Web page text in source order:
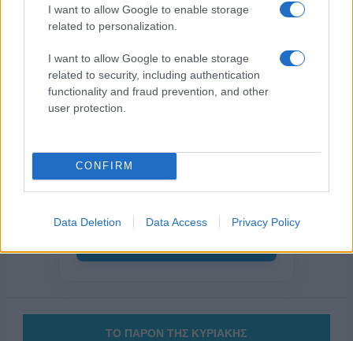
I want to allow Google to enable storage
related to personalization.
I want to allow Google to enable storage
related to security, including authentication
functionality and fraud prevention, and other
user protection.
CONFIRM
Data Deletion Data Access Privacy Policy
Οι άνθρωποι, οι αυθεντικές ιστορίες,
το ελληνικό καλοκαίρι και ένας
ΟΣΑ ΧΡΕΙΑΖΕΣΑΙ
ΤΟ ΠΑΡΟΝ ΤΗΣ ΚΥΡΙΑΚΗΣ